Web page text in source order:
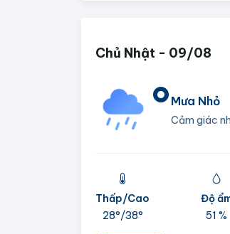
Chủ Nhật - 09/08
° Mưa Nhỏ
Cảm giác
Thấp/Cao
28°/38°
Độ
51 %